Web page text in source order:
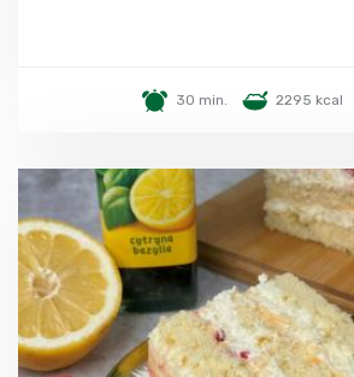
30 min. 2295 kcal